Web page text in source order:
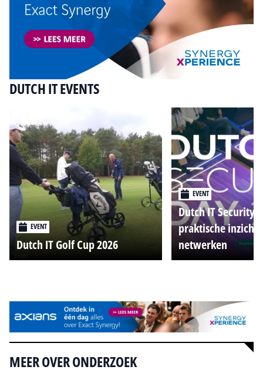
DUTCH IT EVENTS
EVENT
Dutch IT Golf Cup 2026
EVENT
Dutch IT Security
praktische
netwerken
MEER OVER ONDERZOEK